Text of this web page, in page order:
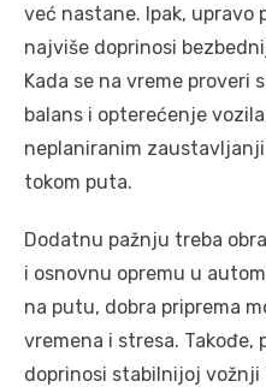
već nastane. Ipak, upravo
najviše doprinosi
Kada se na vreme proveri
balans i opterećenje
neplaniranim
tokom puta.
Dodatnu pažnju treba
i osnovnu opremu u
na putu, dobra priprema
vremena i stresa.
doprinosi stabilnijoj